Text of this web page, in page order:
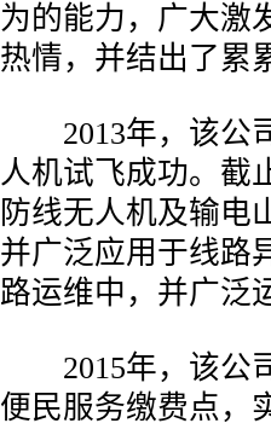
为的能力，广大激
热情，并结出了累
2013年，该公司
人机试飞成功。截
防线无人机及输电
并广泛应用于线路
路运维中，并广泛
2015年，该公司
便民服务缴费点，